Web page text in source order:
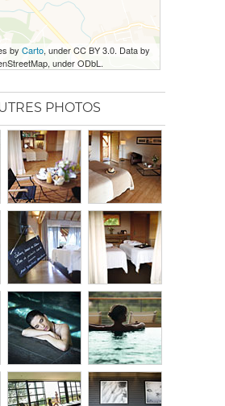
by Carto, under CC BY 3.0. Data by
under ODbL.
PHOTOS